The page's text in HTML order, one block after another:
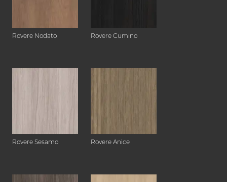
Rovere Nodato Rovere Cumino
Rovere Sesamo Rovere Anice